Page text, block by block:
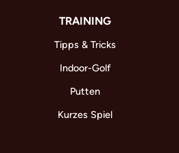
TRAINING
Tipps & Tricks
Indoor-Golf
Putten
Kurzes Spiel